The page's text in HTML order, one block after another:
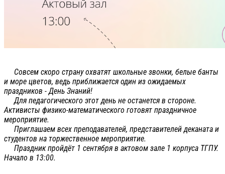
Совсем скоро страну охватят школьные звонки, белые банты
и море цветов, ведь приближается один из ожидаемых
праздников - День Знаний!
Для педагогического этот день не останется в стороне.
Активисты физико-математического готовят праздничное
мероприятие.
Приглашаем всех преподавателей, представителей деканата и
студентов на торжественное мероприятие.
Праздник пройдёт 1 сентября в актовом зале 1 корпуса ТГПУ.
Начало в 13:00.